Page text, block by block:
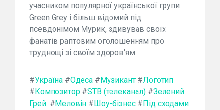
учасником популярної української групи
Green Grey і більш відомий під
псевдонімом Мурик, здивував своїх
фанатів раптовим оголошенням про
труднощі зі своїм здоров'ям.
#Україна #Одеса #Музикант #Логотип
#Композитор #STB (телеканал) #Зелений
Грей. #Меловін #Шоу-бізнес #Під сходами